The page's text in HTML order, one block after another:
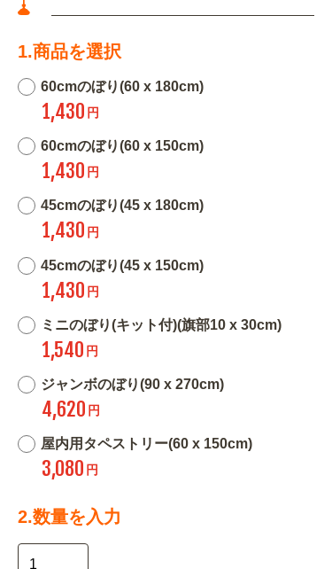
1.商品を選択
60cmのぼり(60 x 180cm)
1,430 円
60cmのぼり(60 x 150cm)
1,430 円
45cmのぼり(45 x 180cm)
1,430 円
45cmのぼり(45 x 150cm)
1,430 円
ミニのぼり(キット付)(旗部10 x 30cm)
1,540 円
ジャンボのぼり(90 x 270cm)
4,620 円
屋内用タペストリー(60 x 150cm)
3,080 円
2.数量を入力